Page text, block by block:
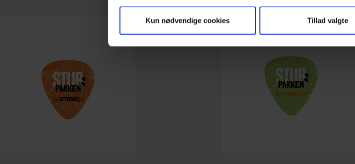
Kun nødvendige cookies Tillad valgte